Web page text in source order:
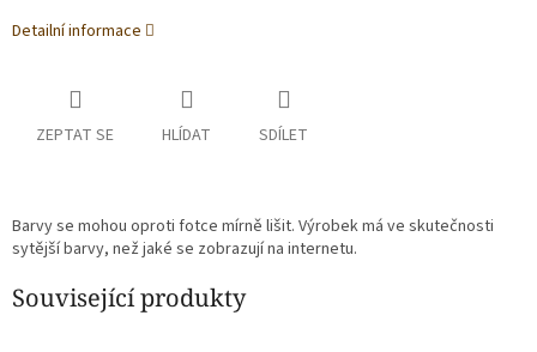
Detailní informace
ZEPTAT SE HLÍDAT SDÍLET
Barvy se mohou oproti fotce mírně lišit. Výrobek má ve skutečnosti
sytější barvy, než jaké se zobrazují na internetu.
Související produkty